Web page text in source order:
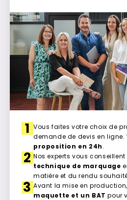
1 Vous faites votre choix de
demande de devis en ligne.
proposition en 24h.
2 Nos experts vous conseillent
technique de marquage
matière et du rendu
3 Avant la mise en
maquette et un BAT pour